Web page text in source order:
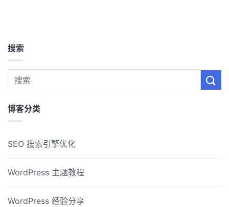
搜索
博客分类
SEO 搜索引擎优化
WordPress 主题教程
WordPress 经验分享